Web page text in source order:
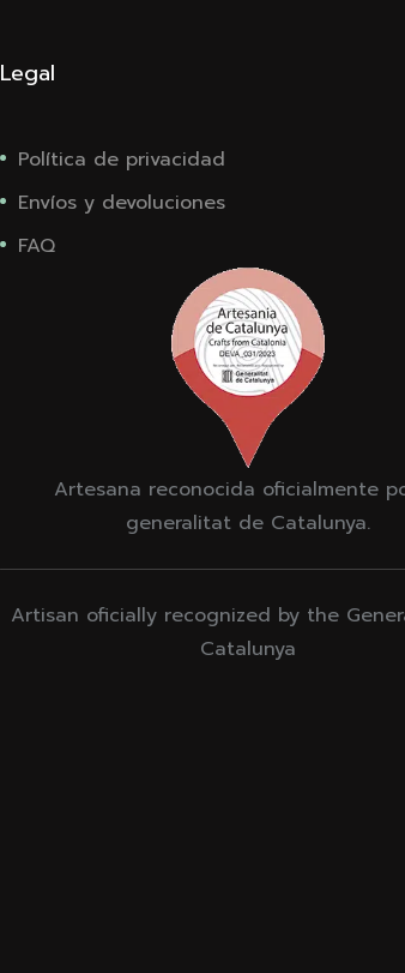
Legal
Política de privacidad
Envíos y devoluciones
FAQ
Artesana reconocida oficialmente
generalitat de Catalunya.
Artisan oficially recognized by the
Catalunya